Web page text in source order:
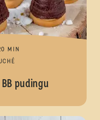
MIN
pudingu